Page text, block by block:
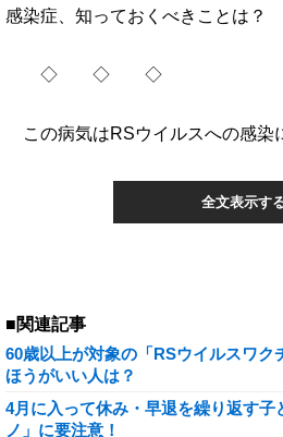
感染症、知っておくべきことは？
◇ ◇ ◇
この病気はRSウイルスへの感染
全文表示す
■関連記事
60歳以上が対象の「RSウイルスワ
ほうがいい人は？
4月に入って休み・早退を繰り返す
ノ」に要注意！